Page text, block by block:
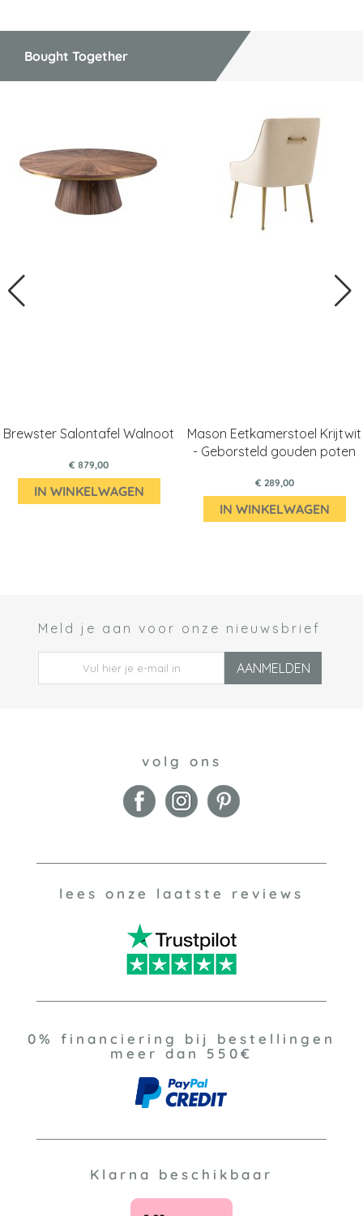
Bought Together
Brewster Salontafel Walnoot
€ 879,00
IN WINKELWAGEN
Mason Eetkamerstoel Krijtwit
- Geborsteld gouden poten
€ 289,00
IN WINKELWAGEN
Meld je aan voor onze nieuwsbrief
AANMELDEN
volg ons
lees onze laatste reviews
0% financiering bij bestellingen
meer dan 550€
Klarna beschikbaar